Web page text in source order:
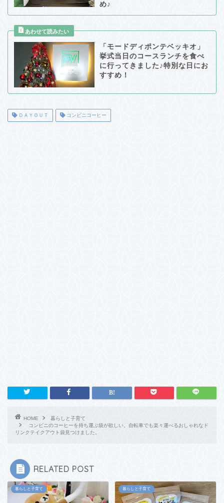
め♪
「モードディポンテベッキオ」
挙式当日のコースランチを食べ
に行ってきました♪特別な日にお
すすめ！
ＤＡＹＯＵＴ コンビニコーヒー
HOME
暮らしと子育て
コンビニのコーヒーを持ち運ぶ袋が欲しい。自転車でも楽々運べるおしゃれなド
リンクテイクアウト袋見つけました。
RELATED POST
暮らしと子育て 暮らしと子育て